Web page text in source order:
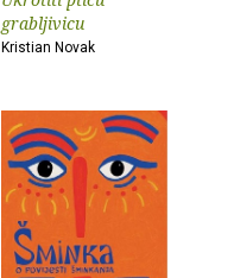
grabljivicu
Kristian Novak